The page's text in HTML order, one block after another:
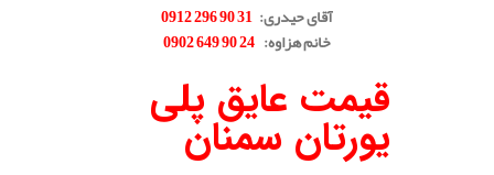
آقای حیدری:
31 90 296 0912
خانم هزاوه:
24 90 649 0902
قیمت عایق پلی
یورتان سمنان